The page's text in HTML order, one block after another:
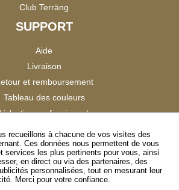
Club Terräng
SUPPORT
Aide
Livraison
et remboursement
Tableau des couleurs
professionnels
Catalogues
Satisfaction Clients
SUIVEZ-NOUS
recueillons à chacune de vos visites des
Ces données nous permettent de vous
services les plus pertinents pour vous, ainsi
en direct ou via des partenaires, des
personnalisées, tout en mesurant leur
Merci pour votre confiance.